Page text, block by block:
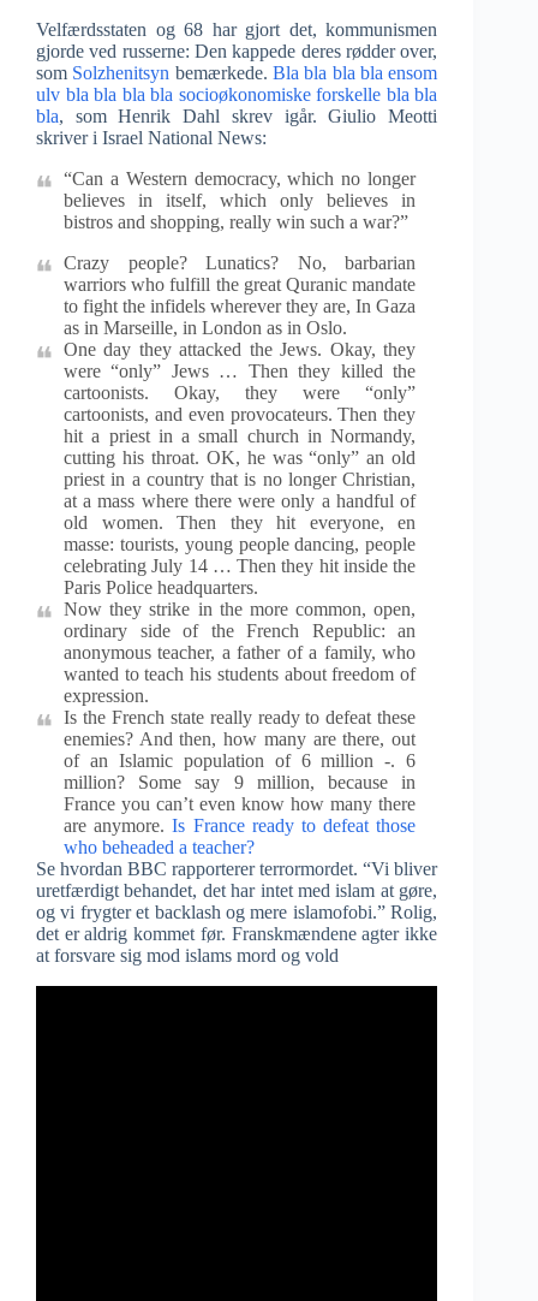
Velfærdsstaten og 68 har gjort det, kommunismen
gjorde ved russerne: Den kappede deres rødder over,
som Solzhenitsyn bemærkede. Bla bla bla bla ensom
ulv bla bla bla bla socioøkonomiske forskelle bla bla
bla, som Henrik Dahl skrev igår. Giulio Meotti
skriver i Israel National News:
“Can a Western democracy, which no longer
believes in itself, which only believes in
bistros and shopping, really win such a war?”
Crazy people? Lunatics? No, barbarian
warriors who fulfill the great Quranic mandate
to fight the infidels wherever they are, In Gaza
as in Marseille, in London as in Oslo.
One day they attacked the Jews. Okay, they
were “only” Jews … Then they killed the
cartoonists. Okay, they were “only”
cartoonists, and even provocateurs. Then they
hit a priest in a small church in Normandy,
cutting his throat. OK, he was “only” an old
priest in a country that is no longer Christian,
at a mass where there were only a handful of
old women. Then they hit everyone, en
masse: tourists, young people dancing, people
celebrating July 14 … Then they hit inside the
Paris Police headquarters.
Now they strike in the more common, open,
ordinary side of the French Republic: an
anonymous teacher, a father of a family, who
wanted to teach his students about freedom of
expression.
Is the French state really ready to defeat these
enemies? And then, how many are there, out
of an Islamic population of 6 million -. 6
million? Some say 9 million, because in
France you can’t even know how many there
are anymore.Is France ready to defeat those
who beheaded a teacher?
Se hvordan BBC rapporterer terrormordet. “Vi bliver
uretfærdigt behandet, det har intet med islam at gøre,
og vi frygter et backlash og mere islamofobi.” Rolig,
det er aldrig kommet før. Franskmændene agter ikke
at forsvare sig mod islams mord og vold